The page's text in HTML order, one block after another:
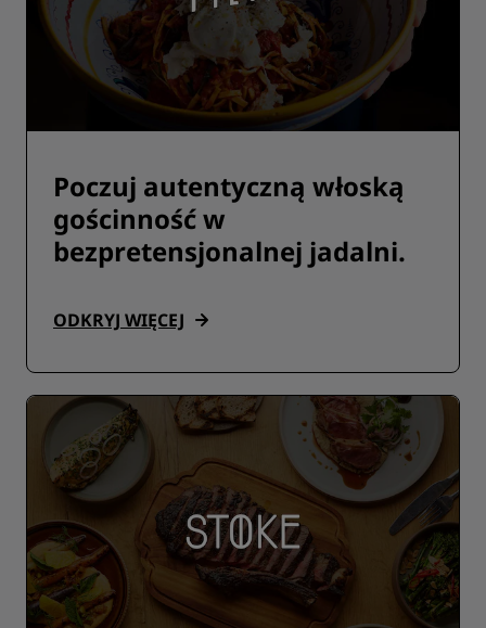
Poczuj autentyczną włoską
gościnność w
bezpretensjonalnej jadalni.
ODKRYJ WIĘCEJ